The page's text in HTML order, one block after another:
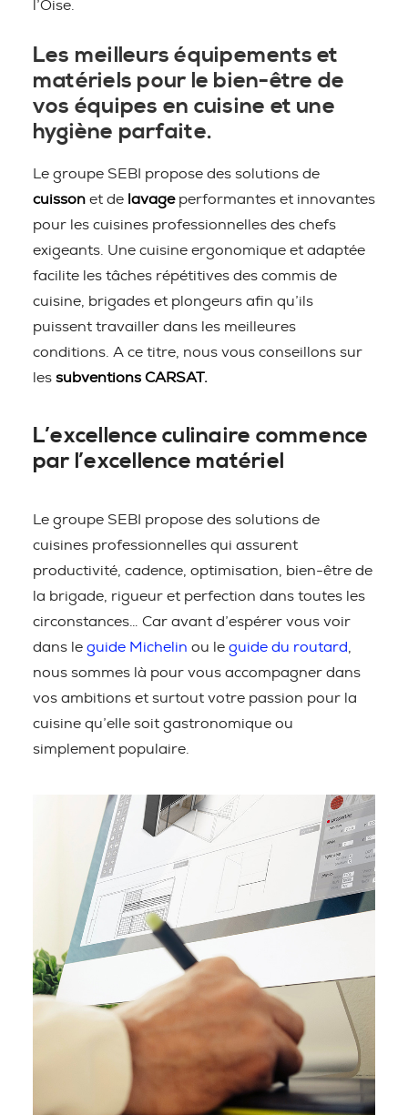
l’Oise.
Les meilleurs équipements et
matériels pour le bien-être de
vos équipes en cuisine et une
hygiène parfaite.
Le groupe SEBI propose des solutions de
cuisson et de lavageperformantes et innovantes
pour les cuisines professionnelles des chefs
exigeants. Une cuisine ergonomique et adaptée
facilite les tâches répétitives des commis de
cuisine, brigades et plongeurs afin qu’ils
puissent travailler dans les meilleures
conditions. A ce titre, nous vous conseillons sur
les subventions CARSAT.
L’excellence culinaire commence
par l’excellence matériel
Le groupe SEBI propose des solutions de
cuisines professionnelles qui assurent
productivité, cadence, optimisation, bien-être de
la brigade, rigueur et perfection dans toutes les
circonstances… Car avant d’espérer vous voir
dans le guide Michelin ou le guide du routard
nous sommes là pour vous accompagner dans
vos ambitions et surtout votre passion pour la
cuisine qu’elle soit gastronomique ou
simplement populaire.